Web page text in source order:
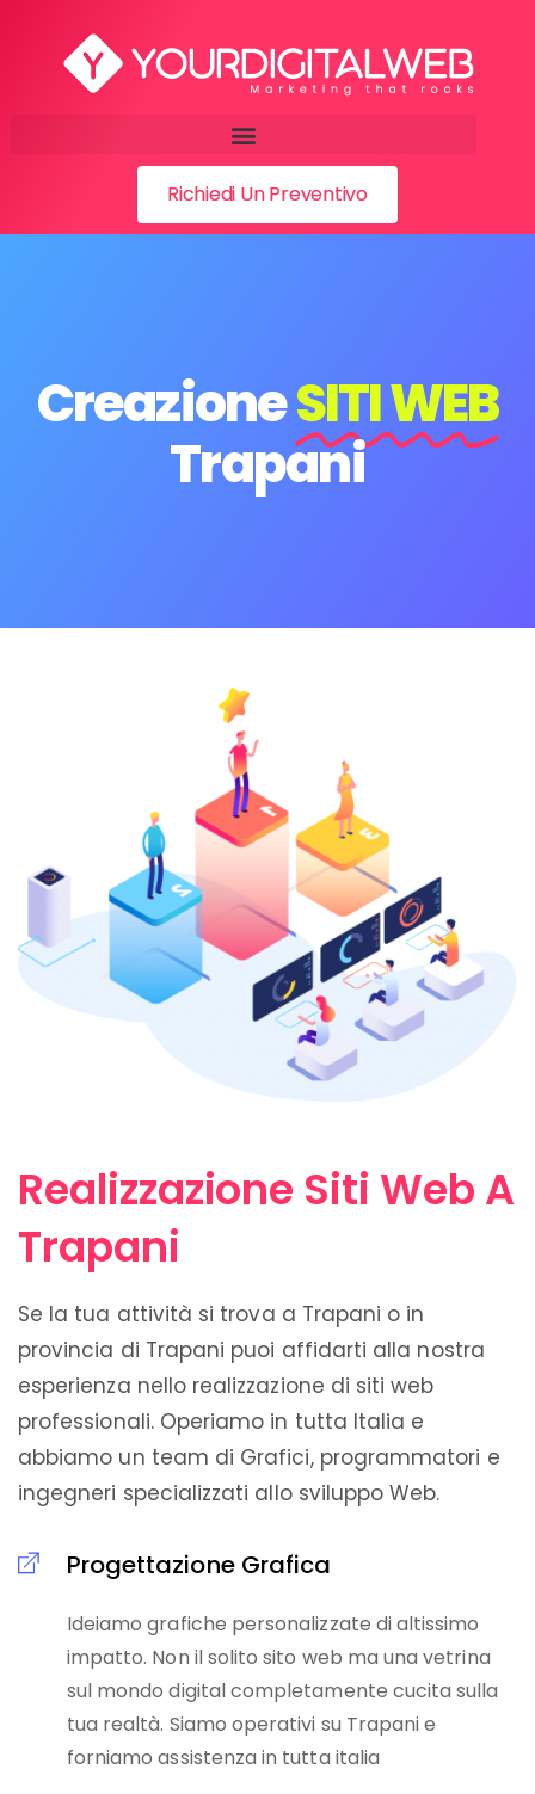
Richiedi Un Preventivo
CreazioneSITI WEB
Trapani
Realizzazione Siti Web A
Trapani
Se la tua attività si trova a Trapani o in
provincia di Trapani puoi affidarti alla nostra
esperienza nello realizzazione di siti web
professionali. Operiamo in tutta Italia e
abbiamo un team di Grafici, programmatori e
ingegneri specializzati allo sviluppo Web.
Progettazione Grafica
Ideiamo grafiche personalizzate di altissimo
impatto. Non il solito sito web ma una vetrina
sul mondo digital completamente cucita sulla
tua realtà. Siamo operativi su Trapani e
forniamo assistenza in tutta italia